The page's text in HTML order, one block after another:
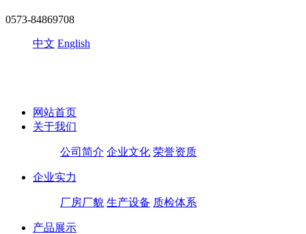
0573-84869708
中文 English
网站首页
关于我们
公司简介 企业文化 荣誉资质
企业实力
厂房厂貌 生产设备 质检体系
产品展示